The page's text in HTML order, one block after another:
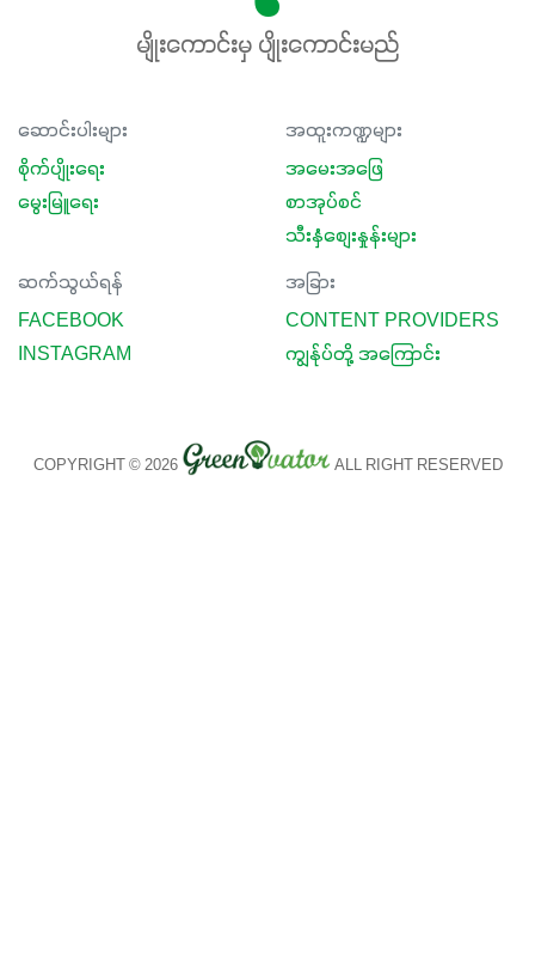
မျိုးကောင်းမှ ပျိုးကောင်းမည်
ဆောင်းပါးများ
စိုက်ပျိုးရေး
မွေးမြူရေး
အထူးကဏ္ဍများ
အမေးအဖြေ
စာအုပ်စင်
သီးနှံစျေးနှုန်းများ
ဆက်သွယ်ရန်
FACEBOOK
INSTAGRAM
အခြား
CONTENT PROVIDERS
ကျွန်ုပ်တို့ အကြောင်း
COPYRIGHT © 2026 ALL RIGHT RESERVED